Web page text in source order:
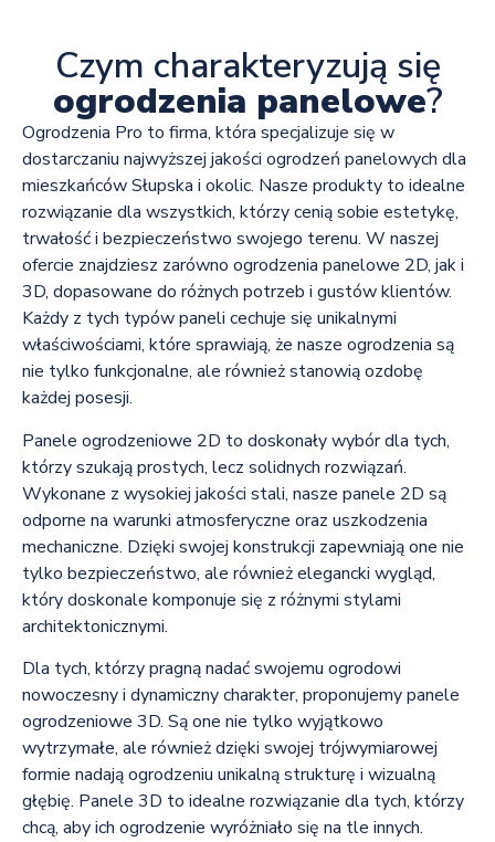
Czym charakteryzują się
ogrodzenia panelowe?
Ogrodzenia Pro to firma, która specjalizuje się w
dostarczaniu najwyższej jakości ogrodzeń panelowych dla
mieszkańców Słupska i okolic. Nasze produkty to idealne
rozwiązanie dla wszystkich, którzy cenią sobie estetykę,
trwałość i bezpieczeństwo swojego terenu. W naszej
ofercie znajdziesz zarówno ogrodzenia panelowe 2D, jak i
3D, dopasowane do różnych potrzeb i gustów klientów.
Każdy z tych typów paneli cechuje się unikalnymi
właściwościami, które sprawiają, że nasze ogrodzenia są
nie tylko funkcjonalne, ale również stanowią ozdobę
każdej posesji.
Panele ogrodzeniowe 2D to doskonały wybór dla tych,
którzy szukają prostych, lecz solidnych rozwiązań.
Wykonane z wysokiej jakości stali, nasze panele 2D są
odporne na warunki atmosferyczne oraz uszkodzenia
mechaniczne. Dzięki swojej konstrukcji zapewniają one nie
tylko bezpieczeństwo, ale również elegancki wygląd,
który doskonale komponuje się z różnymi stylami
architektonicznymi.
Dla tych, którzy pragną nadać swojemu ogrodowi
nowoczesny i dynamiczny charakter, proponujemy panele
ogrodzeniowe 3D. Są one nie tylko wyjątkowo
wytrzymałe, ale również dzięki swojej trójwymiarowej
formie nadają ogrodzeniu unikalną strukturę i wizualną
głębię. Panele 3D to idealne rozwiązanie dla tych, którzy
chcą, aby ich ogrodzenie wyróżniało się na tle innych.